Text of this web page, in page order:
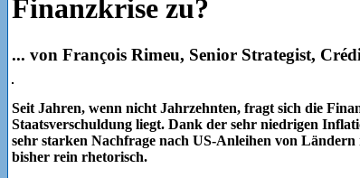
Finanzkrise zu?
... von François Rimeu, Senior Strategist,
Seit Jahren, wenn nicht Jahrzehnten, fragt sich die
Staatsverschuldung liegt. Dank der sehr niedrigen
sehr starken Nachfrage nach US-Anleihen von Ländern
bisher rein rhetorisch.